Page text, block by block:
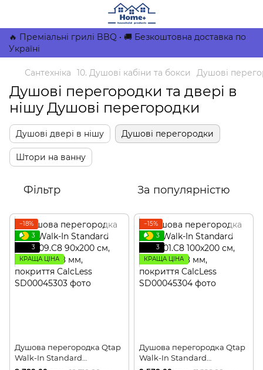
🔥 Преміальні грилі BBQ • 🚚 Безкоштовна доставка по
Україні
Сантехніка 10. Душові кабіни та бокси Душові
Душові перегородки та двері в
нішу Душові перегородки
Душові двері в нішу Душові перегородки
Штори на ванну
Фільтр За популярністю
−18%
3
3
КРАЩА ЦІНА
Душова перегородка Qtap
Walk-In Standard
−15%
3
3
КРАЩА ЦІНА
Душова перегородка Qtap
Walk-In Standard